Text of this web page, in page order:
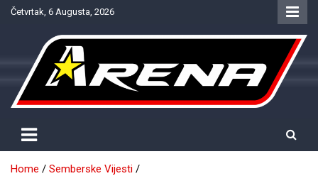
SkipČetvrtak, 6 Augusta, 2026
NTV Arena
Home
Semberske Vijesti